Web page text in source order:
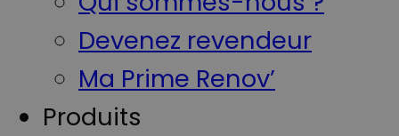
Devenez revendeur
Ma Prime Renov’
Produits